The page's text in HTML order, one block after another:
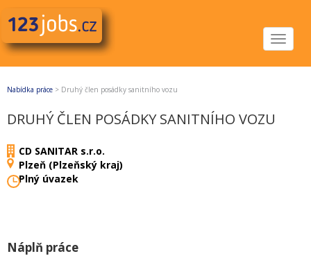
Toggle
Nabídka práce > Druhý člen posádky sanitního vozu
DRUHÝ ČLEN POSÁDKY SANITNÍHO VOZU
CD SANITAR s.r.o.
Plzeň (Plzeňský kraj)
Plný úvazek
Náplň práce